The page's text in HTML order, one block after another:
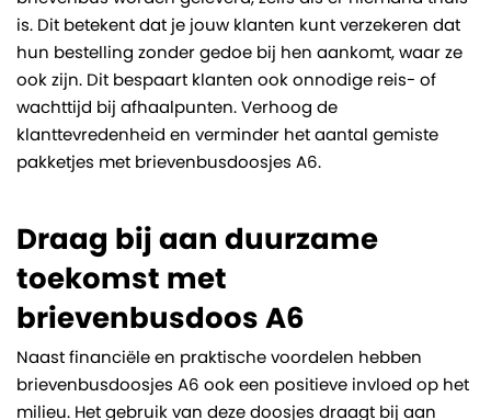
is. Dit betekent dat je jouw klanten kunt verzekeren dat
hun bestelling zonder gedoe bij hen aankomt, waar ze
ook zijn. Dit bespaart klanten ook onnodige reis- of
wachttijd bij afhaalpunten. Verhoog de
klanttevredenheid en verminder het aantal gemiste
pakketjes met brievenbusdoosjes A6.
Draag bij aan duurzame
toekomst met
brievenbusdoos A6
Naast financiële en praktische voordelen hebben
brievenbusdoosjes A6 ook een positieve invloed op het
milieu. Het gebruik van deze doosjes draagt bij aan